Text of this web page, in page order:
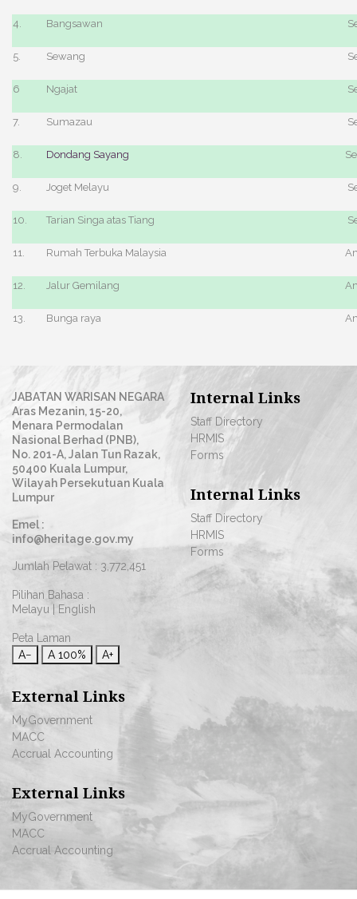
4. Bangsawan
5. Sewang
6 Ngajat
7. Sumazau
8. Dondang Sayang
9. Joget Melayu
10. Tarian Singa atas Tiang
11. Rumah Terbuka Malaysia
12. Jalur Gemilang
13. Bunga raya
JABATAN WARISAN NEGARA
Aras Mezanin, 15-20,
Menara Permodalan
Nasional Berhad (PNB),
No. 201-A, Jalan Tun Razak,
50400 Kuala Lumpur,
Wilayah Persekutuan Kuala
Lumpur
Emel :
info@heritage.gov.my
Jumlah Pelawat : 3,772,451
Pilihan Bahasa :
Melayu
English
Peta Laman
A−
A 100% A+
Internal Links
Staff Directory
HRMIS
Forms
Internal Links
Staff Directory
HRMIS
Forms
External Links
MyGovernment
MACC
Accrual Accounting
External Links
MyGovernment
MACC
Accrual Accounting